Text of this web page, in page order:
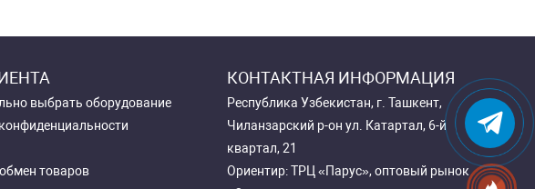
выбрать оборудование
товаров
КОНТАКТНАЯ ИНФОРМАЦИЯ
Республика Узбекистан, г. Ташкент,
Чиланзарский р-он ул. Катартал, 6-й
квартал, 21
Ориентир: ТРЦ «Парус», оптовый рынок